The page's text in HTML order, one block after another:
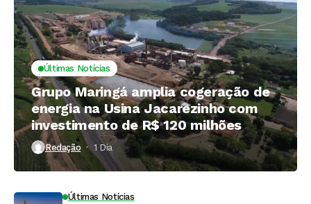
Últimas Notícias
Grupo Maringá amplia cogeração de
energia na Usina Jacarezinho com
investimento de R$ 120 milhões
Redação 1 Dia ⁮
Últimas Notícias